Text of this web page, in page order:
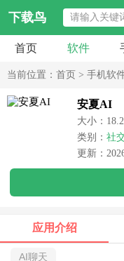
下载鸟
首页 软件
当前位置： 首页 > 手机软
安夏AI
大小：
类别： 社
更新：
应用介绍
AI聊天